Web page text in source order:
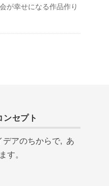
が幸せになる作品作り
セプト
アのちからで, あ
す。